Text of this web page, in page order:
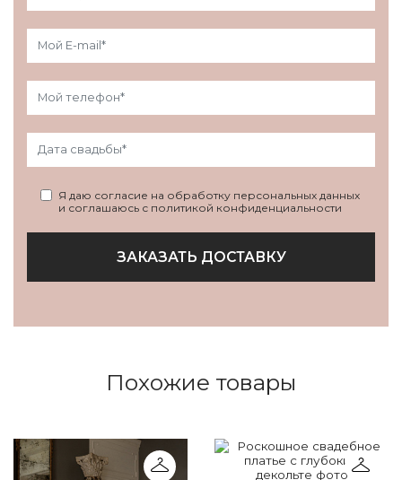
Я даю согласие на обработку персональных данных
и соглашаюсь с политикой конфиденциальности
ЗАКАЗАТЬ ДОСТАВКУ
Похожие товары